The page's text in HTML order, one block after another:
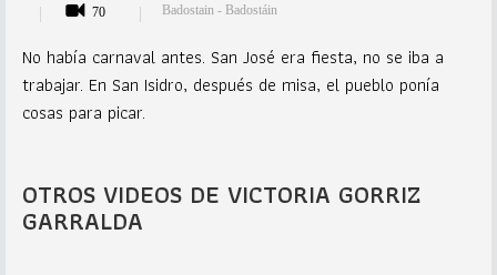
70
Badostain - Badostáin
No había carnaval antes. San José era fiesta, no se iba a
trabajar. En San Isidro, después de misa, el pueblo ponía
cosas para picar.
OTROS VIDEOS DE VICTORIA GORRIZ
GARRALDA